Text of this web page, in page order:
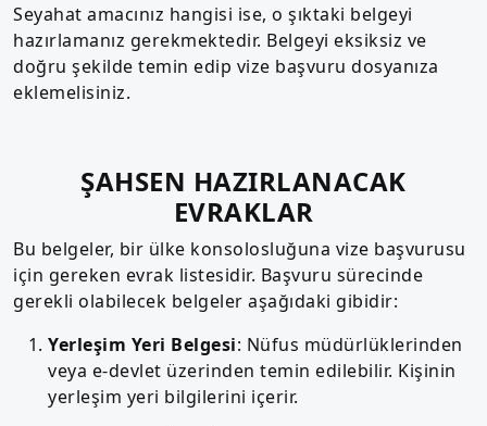
Seyahat amacınız hangisi ise, o şıktaki belgeyi
hazırlamanız gerekmektedir. Belgeyi eksiksiz ve
doğru şekilde temin edip vize başvuru dosyanıza
eklemelisiniz.
ŞAHSEN HAZIRLANACAK
EVRAKLAR
Bu belgeler, bir ülke konsolosluğuna vize başvurusu
için gereken evrak listesidir. Başvuru sürecinde
gerekli olabilecek belgeler aşağıdaki gibidir:
Yerleşim Yeri Belgesi: Nüfus müdürlüklerinden
veya e-devlet üzerinden temin edilebilir. Kişinin
yerleşim yeri bilgilerini içerir.